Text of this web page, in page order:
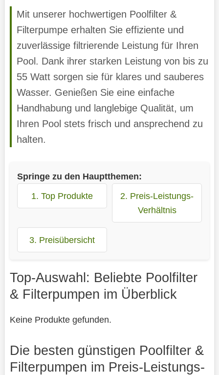
Mit unserer hochwertigen Poolfilter &
Filterpumpe erhalten Sie effiziente und
zuverlässige filtrierende Leistung für Ihren
Pool. Dank ihrer starken Leistung von bis zu
55 Watt sorgen sie für klares und sauberes
Wasser. Genießen Sie eine einfache
Handhabung und langlebige Qualität, um
Ihren Pool stets frisch und ansprechend zu
halten.
Springe zu den Hauptthemen:
1. Top Produkte
2. Preis-Leistungs-
Verhältnis
3. Preisübersicht
Top-Auswahl: Beliebte Poolfilter
& Filterpumpen im Überblick
Keine Produkte gefunden.
Die besten günstigen Poolfilter &
Filterpumpen im Preis-Leistungs-